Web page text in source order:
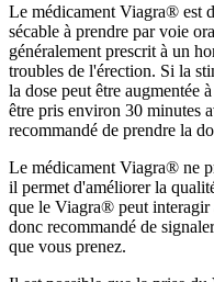
Le médicament Viagra® est
sécable à prendre par voie
généralement prescrit à un
troubles de l'érection. Si la
la dose peut être augmentée
être pris environ 30 minutes
recommandé de prendre la
Le médicament Viagra® ne
il permet d'améliorer la
que le Viagra® peut interagir
donc recommandé de
que vous prenez.